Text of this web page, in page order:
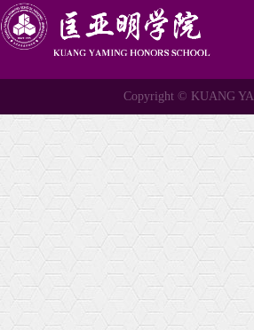
Copyright © KUANG